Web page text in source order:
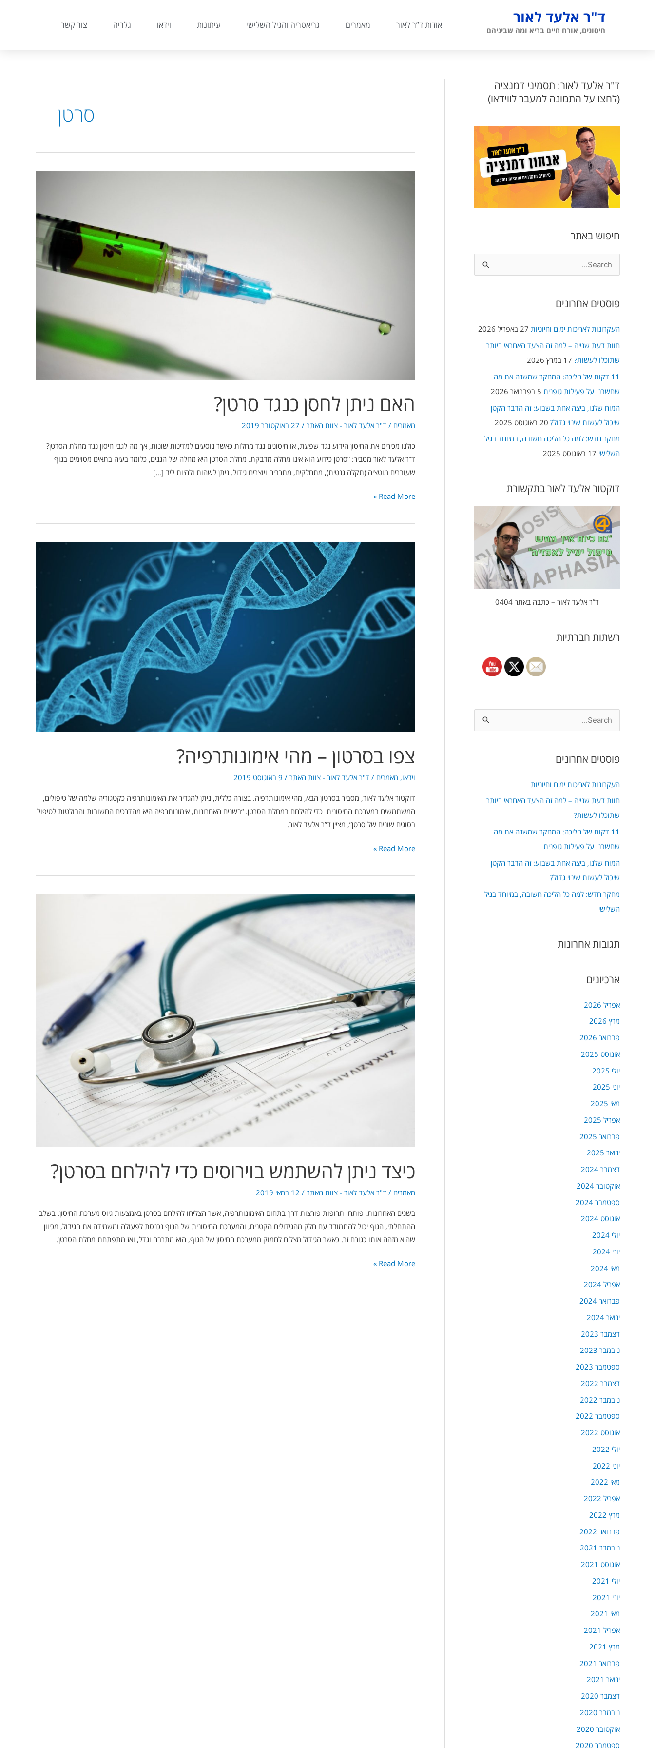
ד"ר אלעד לאור
חיסונים, אורח חיים בריא ומה שביניהם אודות ד”ר לאור מאמרים גריאטריה והגיל השלישי עיתונות וידאו גלריה צור קשר
ד"ר אלעד לאור: תסמיני דמנציה
(לחצו על התמונה למעבר לווידאו)
חיפוש באתר
r
c
פוסטים אחרונים
העקרונות לאריכות ימים וחיוניות 27 באפריל 2026
חוות דעת שנייה – למה זה הצעד האחראי ביותר
שתוכלו לעשות? 17 במרץ 2026
11 דקות של הליכה: המחקר שמשנה את מה
שחשבנו על פעילות גופנית 5 בפברואר 2026
המוח שלנו, ביצה אחת בשבוע: זה הדבר הקטן
שיכול לעשות שינוי גדול? 20 באוגוסט 2025
מחקר חדש: למה כל הליכה חשובה, במיוחד בגיל
השלישי 17 באוגוסט 2025
דוקטור אלעד לאור בתקשורת
ד”ר אלעד לאור – כתבה באתר 0404
רשתות חברתיות
r
c
פוסטים אחרונים
העקרונות לאריכות ימים וחיוניות
חוות דעת שנייה – למה זה הצעד האחראי ביותר
שתוכלו לעשות?
11 דקות של הליכה: המחקר שמשנה את מה
שחשבנו על פעילות גופנית
המוח שלנו, ביצה אחת בשבוע: זה הדבר הקטן
שיכול לעשות שינוי גדול?
מחקר חדש: למה כל הליכה חשובה, במיוחד בגיל
השלישי
תגובות אחרונות
ארכיונים
אפריל 2026
מרץ 2026
פברואר 2026
אוגוסט 2025
יולי 2025
יוני 2025
מאי 2025
אפריל 2025
פברואר 2025
ינואר 2025
דצמבר 2024
אוקטובר 2024
ספטמבר 2024
אוגוסט 2024
יולי 2024
יוני 2024
מאי 2024
אפריל 2024
פברואר 2024
ינואר 2024
דצמבר 2023
נובמבר 2023
ספטמבר 2023
דצמבר 2022
נובמבר 2022
ספטמבר 2022
אוגוסט 2022
יולי 2022
יוני 2022
מאי 2022
אפריל 2022
מרץ 2022
פברואר 2022
נובמבר 2021
אוגוסט 2021
יולי 2021
יוני 2021
מאי 2021
אפריל 2021
מרץ 2021
פברואר 2021
ינואר 2021
דצמבר 2020
נובמבר 2020
אוקטובר 2020
ספטמבר 2020
סרטן
האם ניתן לחסן כנגד סרטן?
מאמרים / ד"ר אלעד לאור - צוות האתר / 27 באוקטובר 2019
כולנו מכירים את החיסון הידוע נגד שפעת, או חיסונים נגד מחלות כאשר נוסעים למדינות שונות, אך מה לגבי חיסון נגד מחלת הסרטן?
ד”ר אלעד לאור מסביר: “סרטן כידוע הוא אינו מחלה מדבקת. מחלת הסרטן היא מחלה של הגנים, כלומר בעיה בתאים מסוימים בגוף
שעוברים מוטציה (תקלה גנטית), מתחלקים, מתרבים ויוצרים גידול. ניתן לשהות ולהיות ליד […]
Read More »
צפו בסרטון – מהי אימונותרפיה?
וידאו, מאמרים / ד"ר אלעד לאור - צוות האתר / 9 באוגוסט 2019
דוקטור אלעד לאור, מסביר בסרטון הבא, מהי אימונותרפיה. בצורה כללית, ניתן להגדיר את האימונותרפיה כקטגוריה שלמה של טיפולים,
המשתמשים במערכת החיסונית כדי להילחם במחלת הסרטן. “בשנים האחרונות, אימונותרפיה היא מהדרכים החשובות והבולטות לטיפול
בסוגים שונים של סרטן”, מציין ד”ר אלעד לאור.
מהי
אימונותרפיה?
Read More »
כיצד ניתן להשתמש בוירוסים כדי להילחם בסרטן?
מאמרים / ד"ר אלעד לאור - צוות האתר / 12 במאי 2019
בשנים האחרונות, פותחו תרופות פורצות דרך בתחום האימונותרפיה, אשר הצליחו להילחם בסרטן באמצעות גיוס מערכת החיסון. בשלב
ההתחלתי, הגוף יכול להתמודד עם חלק מהגידולים הקטנים, והמערכת החיסונית של הגוף נכנסת לפעולה ומשמידה את הגידול, מכיוון
שהיא מזהה אותו כגורם זר. כאשר הגידול מצליח לחמוק ממערכת החיסון של הגוף, הוא מתרבה וגדל, ואז מתפתחת מחלת הסרטן.
כיצד
בסרטן?
Read More »